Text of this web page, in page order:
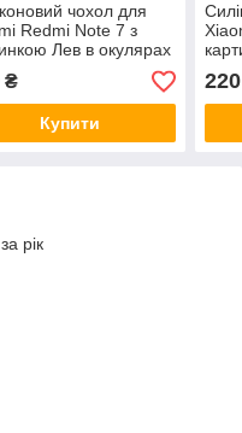
чохол для
Redmi Note 7 з
Лев в окулярах
₴
Купити
220
рік